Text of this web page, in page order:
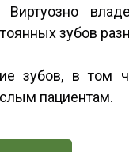
Виртуозно
зубов
зубов, в том
пациентам.